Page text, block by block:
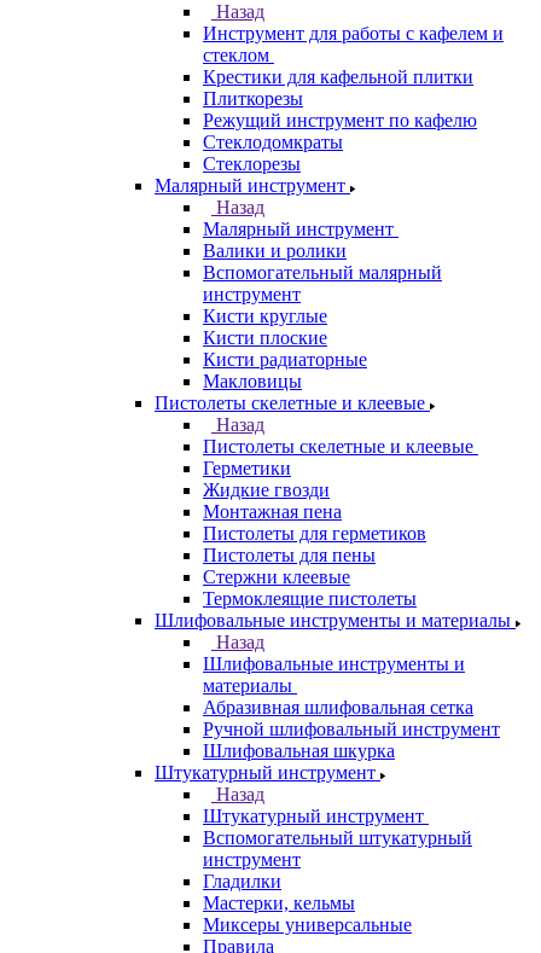
Назад
Инструмент для работы с кафелем и
стеклом
Крестики для кафельной плитки
Плиткорезы
Режущий инструмент по кафелю
Стеклодомкраты
Стеклорезы
Малярный инструмент
Назад
Малярный инструмент
Валики и ролики
Вспомогательный малярный
инструмент
Кисти круглые
Кисти плоские
Кисти радиаторные
Макловицы
Пистолеты скелетные и клеевые
Назад
Пистолеты скелетные и клеевые
Герметики
Жидкие гвозди
Монтажная пена
Пистолеты для герметиков
Пистолеты для пены
Стержни клеевые
Термоклеящие пистолеты
Шлифовальные инструменты и материалы
Назад
Шлифовальные инструменты и
материалы
Абразивная шлифовальная сетка
Ручной шлифовальный инструмент
Шлифовальная шкурка
Штукатурный инструмент
Назад
Штукатурный инструмент
Вспомогательный штукатурный
инструмент
Гладилки
Мастерки, кельмы
Миксеры универсальные
Правила